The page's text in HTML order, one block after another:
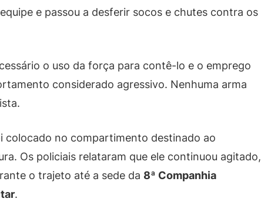
e passou a desferir socos e chutes contra os
o uso da força para contê-lo e o emprego
considerado agressivo. Nenhuma arma
colocado no compartimento destinado ao
Os policiais relataram que ele continuou agitado,
o trajeto até a sede da 8ª Companhia
.